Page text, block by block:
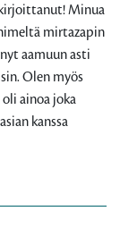
Minua
mirtazapin
aamuun asti
Olen myös
ainoa joka
kanssa